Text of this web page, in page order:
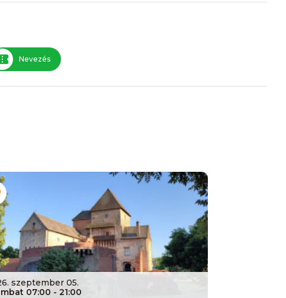
Nevezés
szeptember 05.
07:00 - 21:00